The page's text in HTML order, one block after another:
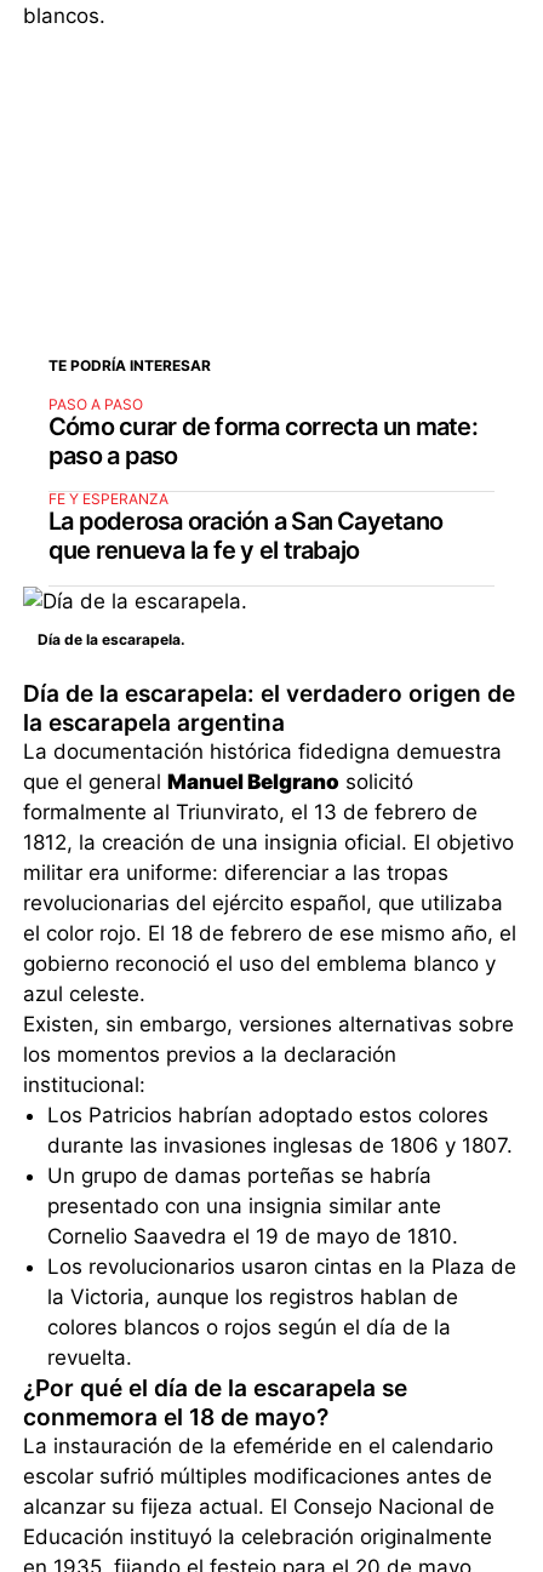
blancos.
TE PODRÍA INTERESAR
PASO A PASO
Cómo curar de forma correcta un mate:
paso a paso
FE Y ESPERANZA
La poderosa oración a San Cayetano
que renueva la fe y el trabajo
Día de la escarapela.
Día de la escarapela: el verdadero origen de
la escarapela argentina
La documentación histórica fidedigna demuestra
que el generalManuel Belgrano solicitó
formalmente al Triunvirato, el 13 de febrero de
1812, la creación de una insignia oficial. El objetivo
militar era uniforme: diferenciar a las tropas
revolucionarias del ejército español, que utilizaba
el color rojo. El 18 de febrero de ese mismo año, el
gobierno reconoció el uso del emblema blanco y
azul celeste.
Existen, sin embargo, versiones alternativas sobre
los momentos previos a la declaración
institucional:
Los Patricios habrían adoptado estos colores
durante las invasiones inglesas de 1806 y 1807.
Un grupo de damas porteñas se habría
presentado con una insignia similar ante
Cornelio Saavedra el 19 de mayo de 1810.
Los revolucionarios usaron cintas en la Plaza de
la Victoria, aunque los registros hablan de
colores blancos o rojos según el día de la
revuelta.
¿Por qué el día de la escarapela se
conmemora el 18 de mayo?
La instauración de la efeméride en el calendario
escolar sufrió múltiples modificaciones antes de
alcanzar su fijeza actual. El Consejo Nacional de
Educación instituyó la celebración originalmente